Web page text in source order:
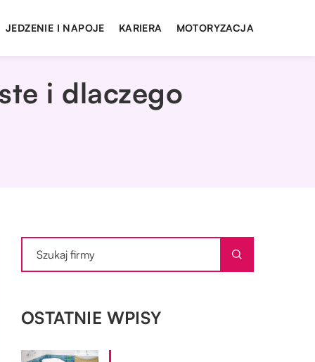
JEDZENIE I NAPOJE KARIERA MOTORYZACJA
i dlaczego
OSTATNIE WPISY